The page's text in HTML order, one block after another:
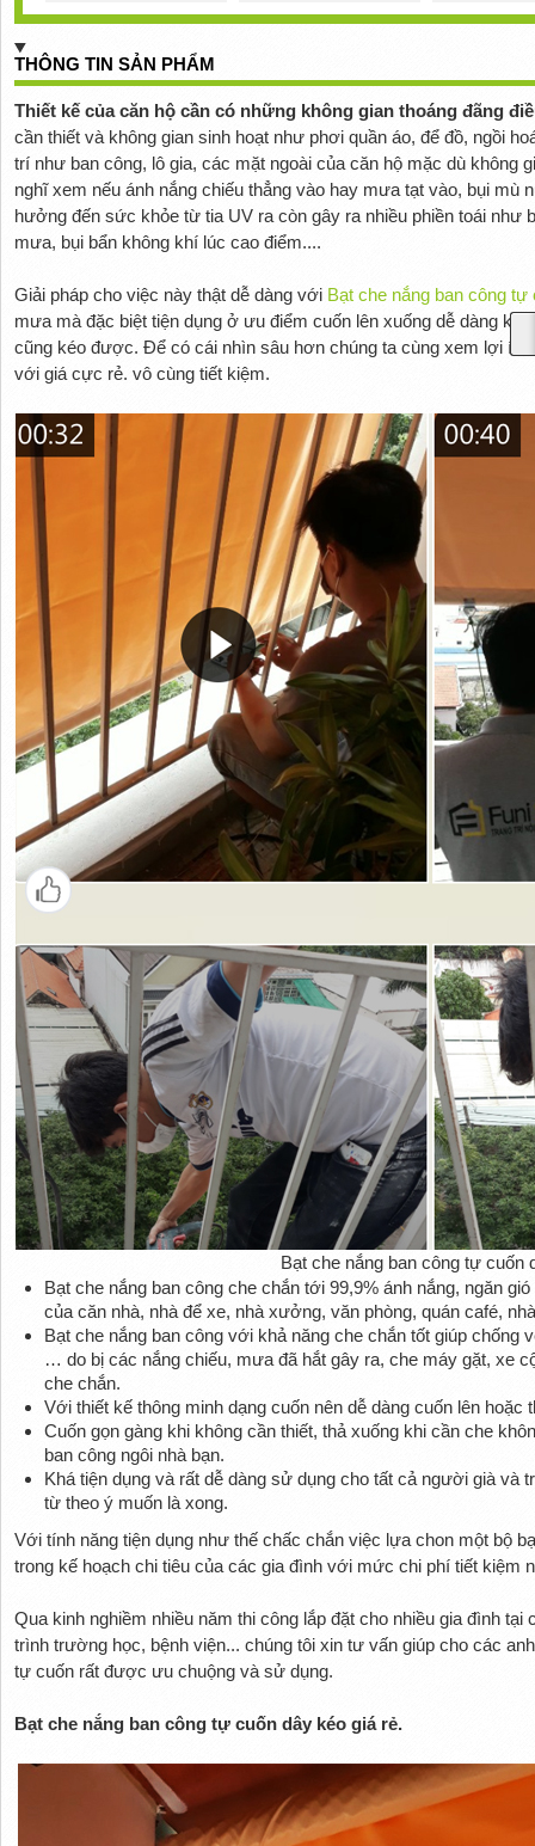
THÔNG TIN SẢN PHẨM
Thiết kế của căn hộ cần có những không gian thoáng đãng
cần thiết và không gian sinh hoạt như phơi quần áo, để đồ, ngồi
trí như ban công, lô gia, các mặt ngoài của căn hộ mặc dù không
nghĩ xem nếu ánh nắng chiếu thẳng vào hay mưa tạt vào, bụi mù
hưởng đến sức khỏe từ tia UV ra còn gây ra nhiều phiền toái như
mưa, bụi bẩn không khí lúc cao điểm....
Giải pháp cho việc này thật dễ dàng với Bạt che nắng ban công tự
mưa mà đặc biệt tiện dụng ở ưu điểm cuốn lên xuống dễ dàng
cũng kéo được. Để có cái nhìn sâu hơn chúng ta cùng xem lợi
với giá cực rẻ. vô cùng tiết kiệm.
Bạt che nắng ban công tự cuốn
Bạt che nắng ban công che chắn tới 99,9% ánh nắng, ngăn
của căn nhà, nhà để xe, nhà xưởng, văn phòng, quán café,
Bạt che nắng ban công với khả năng che chắn tốt giúp
… do bị các nắng chiếu, mưa đã hắt gây ra, che máy gặt, xe
che chắn.
Với thiết kế thông minh dạng cuốn nên dễ dàng cuốn lên hoặc
Cuốn gọn gàng khi không cần thiết, thả xuống khi cần che
ban công ngôi nhà bạn.
Khá tiện dụng và rất dễ dàng sử dụng cho tất cả người già và
từ theo ý muốn là xong.​
Với tính năng tiện dụng như thế chấc chắn việc lựa chon một bộ
trong kế hoạch chi tiêu của các gia đình với mức chi phí tiết kiệm
Qua kinh nghiềm nhiều năm thi công lắp đặt cho nhiều gia đình
trình trường học, bệnh viện... chúng tôi xin tư vấn giúp cho các
tự cuốn rất được ưu chuộng và sử dụng.
Bạt che nắng ban công tự cuốn dây kéo giá rẻ.